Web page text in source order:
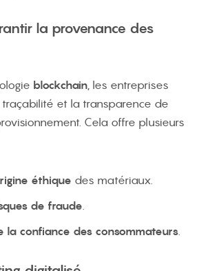
la provenance des
blockchain, les entreprises
et la transparence de
Cela offre plusieurs
éthique des matériaux.
de fraude.
la confiance des consommateurs.